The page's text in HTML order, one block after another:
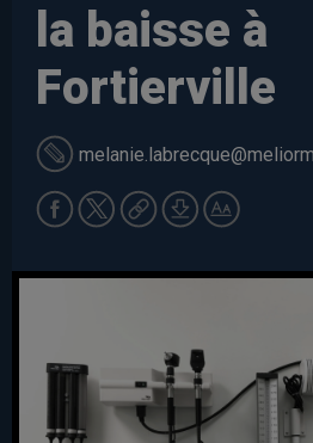
la baisse à
Fortierville
melanie.labrecque